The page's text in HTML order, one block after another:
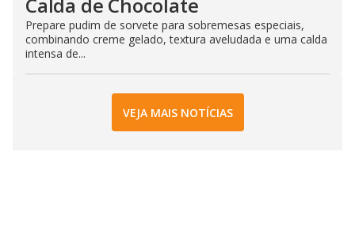
Calda de Chocolate
Prepare pudim de sorvete para sobremesas especiais,
combinando creme gelado, textura aveludada e uma calda
intensa de...
VEJA MAIS NOTÍCIAS